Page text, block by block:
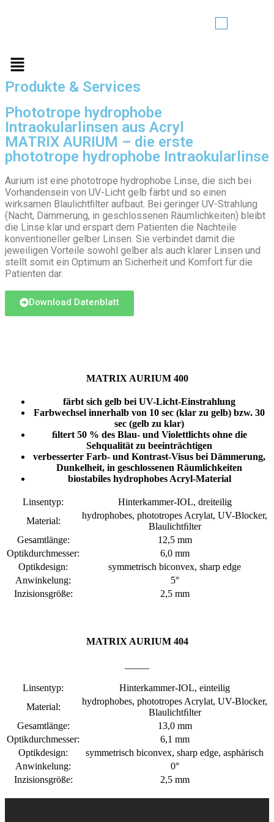
Produkte & Services
Phototrope hydrophobe
Intraokularlinsen aus Acryl
MATRIX AURIUM – die erste
phototrope hydrophobe Intraokularlinse
Aurium ist eine phototrope hydrophobe Linse, die sich bei
Vorhandensein von UV-Licht gelb färbt und so einen
wirksamen Blaulichtﬁlter aufbaut. Bei geringer UV-Strahlung
(Nacht, Dämmerung, in geschlossenen Räumlichkeiten) bleibt
die Linse klar und erspart dem Patienten die Nachteile
konventioneller gelber Linsen. Sie verbindet damit die
jeweiligen Vorteile sowohl gelber als auch klarer Linsen und
stellt somit ein Optimum an Sicherheit und Komfort für die
Patienten dar.
Download Datenblatt
MATRIX AURIUM 400
färbt sich gelb bei UV-Licht-Einstrahlung
Farbwechsel innerhalb von 10 sec (klar zu gelb) bzw. 30
sec (gelb zu klar)
ﬁltert 50 % des Blau- und Violettlichts ohne die
Sehqualität zu beeinträchtigen
verbesserter Farb- und Kontrast-Visus bei Dämmerung,
Dunkelheit, in geschlossenen Räumlichkeiten
biostabiles hydrophobes Acryl-Material
Linsentyp:
Hinterkammer-IOL, dreiteilig
Material:
hydrophobes, phototropes Acrylat, UV-Blocker,
Blaulichtﬁlter
Gesamtlänge:
12,5 mm
Optikdurchmesser:
6,0 mm
Optikdesign:
symmetrisch biconvex, sharp edge
Anwinkelung:
5°
Inzisionsgröße:
2,5 mm
MATRIX AURIUM 404
Linsentyp:
Hinterkammer-IOL, einteilig
Material:
hydrophobes, phototropes Acrylat, UV-Blocker,
Blaulichtﬁlter
Gesamtlänge:
13,0 mm
Optikdurchmesser:
6,1 mm
Optikdesign:
symmetrisch biconvex, sharp edge, asphärisch
Anwinkelung:
0°
Inzisionsgröße:
2,5 mm